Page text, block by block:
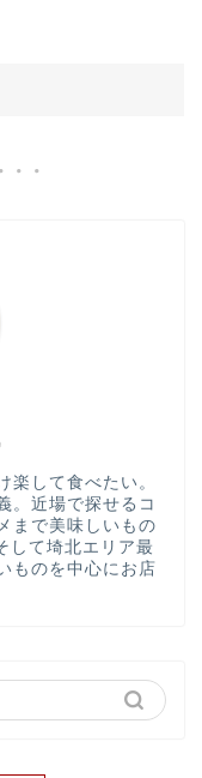
楽して食べたい。
。近場で探せるコ
まで美味しいもの
して埼北エリア最
ものを中心にお店